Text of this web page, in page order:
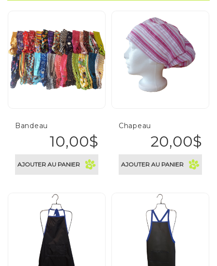
CLIENT
ENTREPRISE
Bandeau
10,00$
Chapeau
20,00$